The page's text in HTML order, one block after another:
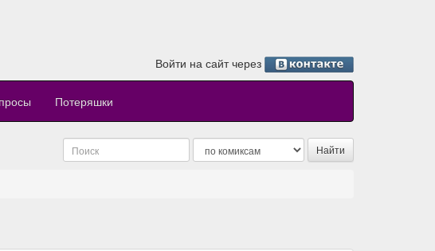
Войти на сайт через
Потеряшки